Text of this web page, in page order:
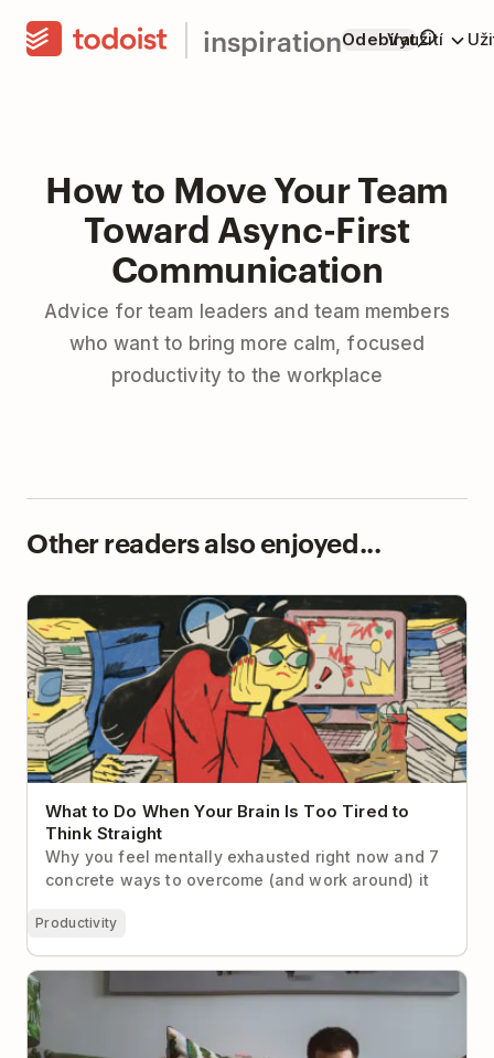
inspirationOdebíratVyužití
How to Move Your Team
Toward Async-First
Communication
Advice for team leaders and team members
who want to bring more calm, focused
productivity to the workplace
Other readers also enjoyed...
What to Do When Your Brain Is Too Tired to Think
Straight
What to Do When Your Brain Is Too Tired to
Think Straight
Why you feel mentally exhausted right now and 7
concrete ways to overcome (and work around) it
Productivity
My 23 Go-To Productivity Tools for Remote Work